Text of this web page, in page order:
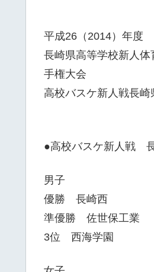
平成26（2014）年度
長崎県高等学校新人
手権大会
高校バスケ新人戦長
●高校バスケ新人戦
男子
優勝 長崎西
準優勝 佐世保工業
3位 西海学園